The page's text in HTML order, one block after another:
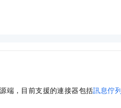
端，目前支援的連接器包括訊息佇